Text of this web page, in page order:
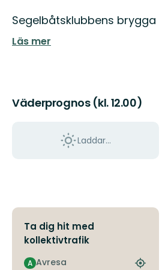
Beskrivning
Segelbåtsklubbens brygga
Läs mer
Väderprognos (kl. 12.00)
Laddar...
Ta dig hit med
kollektivtrafik
Avresa
A
Hitta